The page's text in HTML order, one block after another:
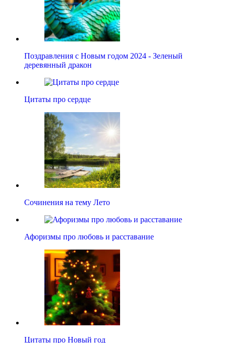
Поздравления с Новым годом 2024 - Зеленый
деревянный дракон
Цитаты про сердце
Сочинения на тему Лето
Афоризмы про любовь и расставание
Цитаты про Новый год